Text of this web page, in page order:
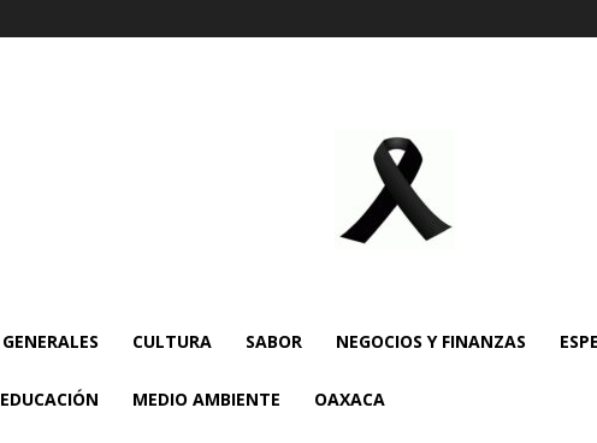
GENERALES CULTURA SABOR NEGOCIOS Y FINANZAS
EDUCACIÓN MEDIO AMBIENTE OAXACA